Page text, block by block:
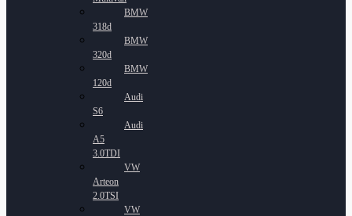
BMW
318d
BMW
320d
BMW
120d
Audi
S6
Audi
A5
3.0TDI
VW
Arteon
2.0TSI
VW